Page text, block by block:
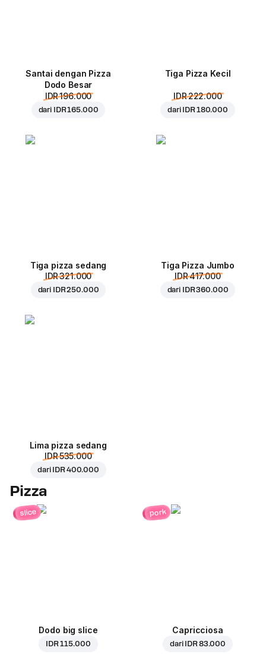
Santai dengan Pizza
Dodo Besar
IDR 196.000
dari IDR 165.000
Tiga Pizza Kecil
IDR 222.000
dari IDR 180.000
Tiga pizza sedang
IDR 321.000
dari IDR 250.000
Tiga Pizza Jumbo
IDR 417.000
dari IDR 360.000
Lima pizza sedang
IDR 535.000
dari IDR 400.000
Pizza
slice
Dodo big slice
IDR 115.000
pork
Capricciosa
dari IDR 83.000